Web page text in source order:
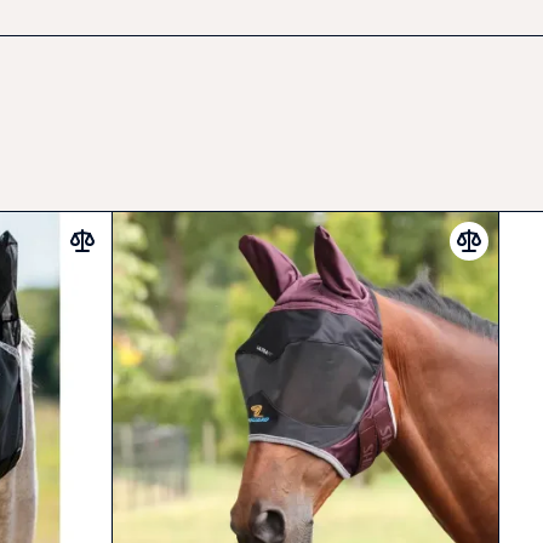
program s běžnými pracími prostředky bez bělidel a
na vzduchu, nesušte v sušičce.